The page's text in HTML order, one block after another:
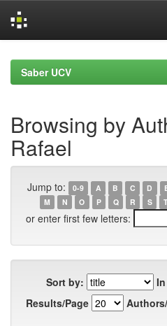
navigationSaber UCV
Browsing by
Rafael
Jump to: 0-9 A B C D
M
N O P Q R S
or enter first few letters:
Sort by:
Results/Page